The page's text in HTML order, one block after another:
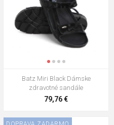
Batz Miri Black Dámske
zdravotné sandále
79,76 €